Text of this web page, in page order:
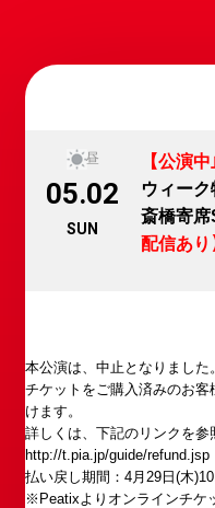
昼
05.02
SUN
【公演中
ウィー
斎橋寄席
配信あり
本公演は、中止となりました。
チケットをご購入済みのお
けます。
詳しくは、下記のリンクを参
http://t.pia.jp/guide/refund.jsp
払い戻し期間：4月29日(木
※Peatixよりオンラインチケ